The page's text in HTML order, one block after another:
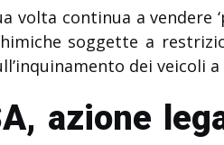
volta continua a vendere
soggette a
dei veicoli a
azione